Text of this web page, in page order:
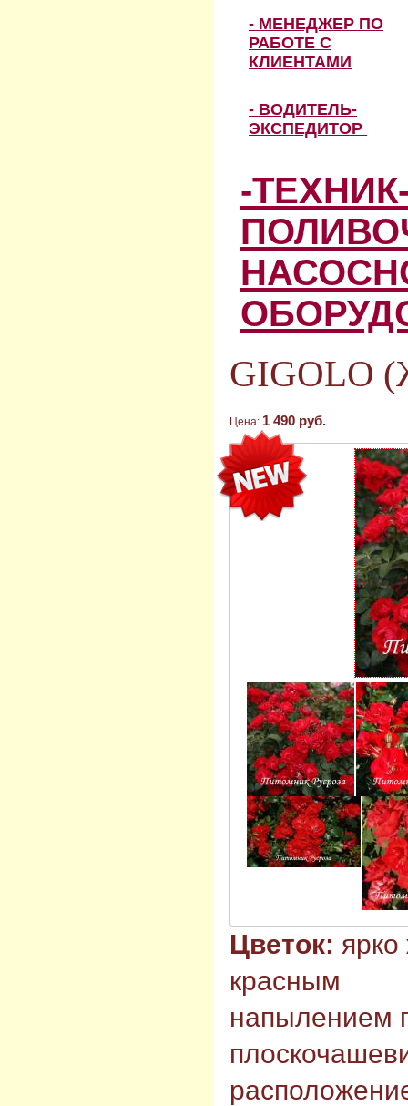
- МЕНЕДЖЕР ПО
РАБОТЕ С
КЛИЕНТАМИ
- ВОДИТЕЛЬ-
ЭКСПЕДИТОР
-
GIGOLO
Цена: 1 490 руб.
Цветок:
красным
напылением